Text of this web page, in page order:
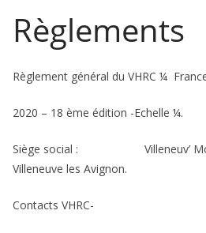
Règlements
Règlement général du VHRC ¼
2020 – 18 ème édition -Echelle ¼.
Siège social : Villeneuv’
Villeneuve les Avignon.
Contacts VHRC-